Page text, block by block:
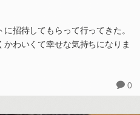
招待してもらって行ってきた。
かわいくて幸せな気持ちになりま
0